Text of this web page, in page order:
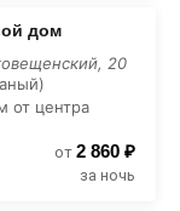
дом
20
от центра
от 2 860 ₽
за ночь